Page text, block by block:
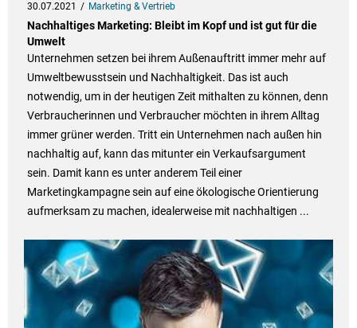
30.07.2021 Marketing & Vertrieb
Nachhaltiges Marketing: Bleibt im Kopf und ist gut für die
Umwelt
Unternehmen setzen bei ihrem Außenauftritt immer mehr auf
Umweltbewusstsein und Nachhaltigkeit. Das ist auch
notwendig, um in der heutigen Zeit mithalten zu können, denn
Verbraucherinnen und Verbraucher möchten in ihrem Alltag
immer grüner werden. Tritt ein Unternehmen nach außen hin
nachhaltig auf, kann das mitunter ein Verkaufsargument
sein. Damit kann es unter anderem Teil einer
Marketingkampagne sein auf eine ökologische Orientierung
aufmerksam zu machen, idealerweise mit nachhaltigen ...